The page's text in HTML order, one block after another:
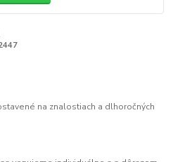
na znalostiach a dlhoročných